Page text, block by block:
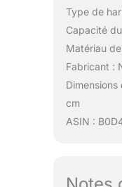
Type de
Capacité
Matériau
Fabricant :
cm
ASIN :